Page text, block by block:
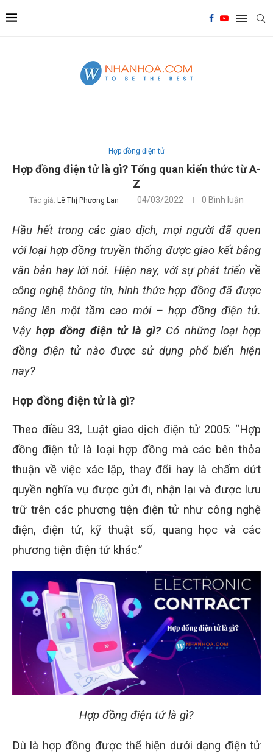
Hợp đồng điện tử
Hợp đồng điện tử là gì? Tổng quan kiến thức từ A-
Z
Tác giả: Lê Thị Phương Lan 04/03/2022 0 Bình luận
Hầu hết trong các giao dịch, mọi người đã quen
với loại hợp đồng truyền thống được giao kết bằng
văn bản hay lời nói. Hiện nay, với sự phát triển về
công nghệ thông tin, hình thức hợp đồng đã được
nâng lên một tầm cao mới – hợp đồng điện tử.
Vậyhợp đồng điện tử là gì? Có những loại hợp
đồng điện tử nào được sử dụng phổ biến hiện
nay?
Hợp đồng điện tử là gì?
Theo điều 33, Luật giao dịch điện tử 2005: “Hợp
đồng điện tử là loại hợp đồng mà các bên thỏa
thuận về việc xác lập, thay đổi hay là chấm dứt
quyền nghĩa vụ được gửi đi, nhận lại và được lưu
trữ trên các phương tiện điện tử như công nghệ
điện, điện tử, kỹ thuật số, quang học và các
phương tiện điện tử khác.”
Hợp đồng điện tử là gì?
Dù là hợp đồng được thể hiện dưới dạng điện tử